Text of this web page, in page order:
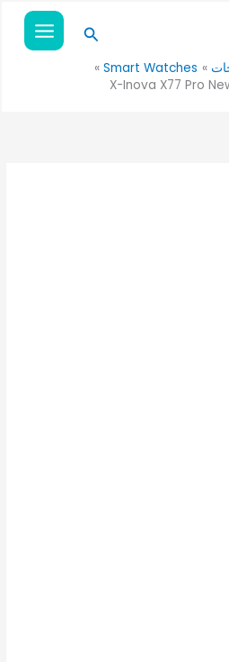
البحث
Smart Watches
X-Inova X77 Pro